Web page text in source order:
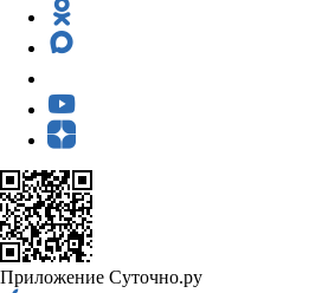
Приложение Суточно.ру